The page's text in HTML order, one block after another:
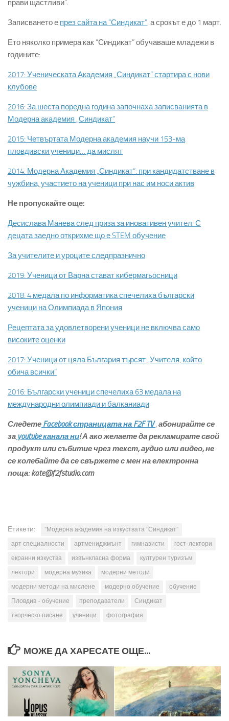
прави щастливи”.
Записването е през сайта на “Синдикат”, а срокът е до 1 март.
Ето няколко примера как “Синдикат” обучаваше младежи в
годините:
2017: Ученическата Академия „Синдикат“ стартира с нови
клубове
2016: За шеста поредна година започнаха записванията в
Модерна академия „Синдикат”
2015: Четвъртата Модерна академия научи 153-ма
пловдивски ученици… да мислят
2014: Модерна Академия „Синдикат“: при кандидатстване в
чужбина, участието на ученици при нас им носи актив
Не пропускайте още:
Десислава Манева след приза за иновативен учител: С
децата заедно открихме що е STEM обучение
За учителите и уроците следпразнично
2019: Ученици от Варна стават кибермагьосници
2018: 4 медала по информатика спечелиха български
ученици на Олимпиада в Япония
Рецептата за удовлетворени ученици не включва само
високите оценки
2017: Ученици от цяла България търсят „Учителя, който
обича всички“
2016: Български ученици спечелиха 63 медала на
международни олимпиади и балканиади
Следете Facebook страницата на F2F TV, абонирайте се
за youtube канала ни! А ако желаете да рекламирате свой
продукт или събитие чрез текст, аудио или видео, не
се колебайте да се свържете с мен на електронна
поща: kate@f2fstudio.com
Етикети:
"Модерна академия на изкуствата "Синдикат"
арт специалности
артмениджмънт гимназисти
гост-лектори
екранни изкуства
извънкласна форма
културен туризъм
лектори
модерна музика
модерни методи
модерни методи на мислене
модерно обучение
обучение
Пловдив - обучение
преподаватели
Синдикат
творческо писане
ученици фотография
МОЖЕ ДА ХАРЕСАТЕ ОЩЕ...